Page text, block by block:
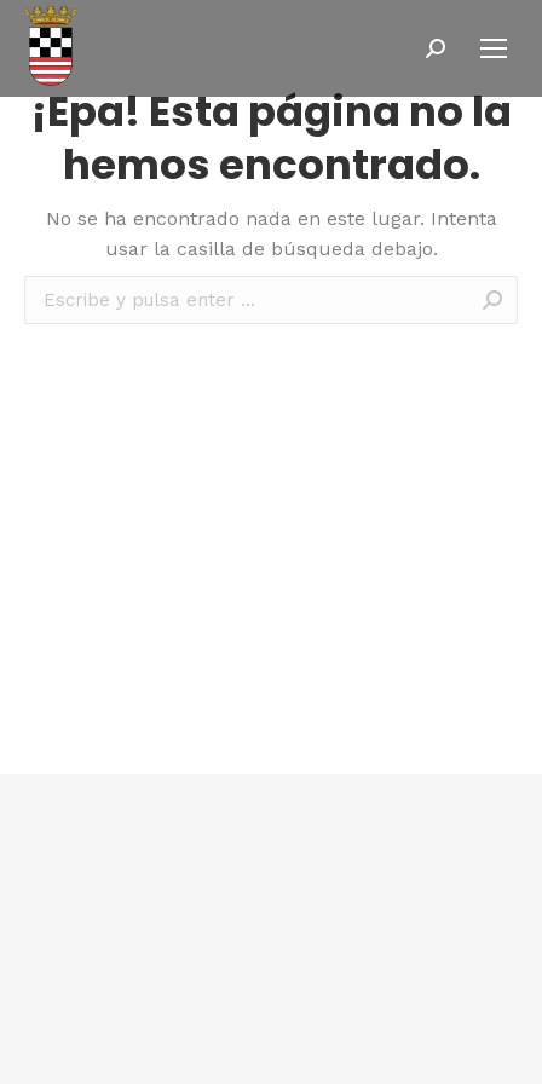
Buscar:
¡Epa! Esta página no la
hemos encontrado.
No se ha encontrado nada en este lugar. Intenta
usar la casilla de búsqueda debajo.
Buscar: